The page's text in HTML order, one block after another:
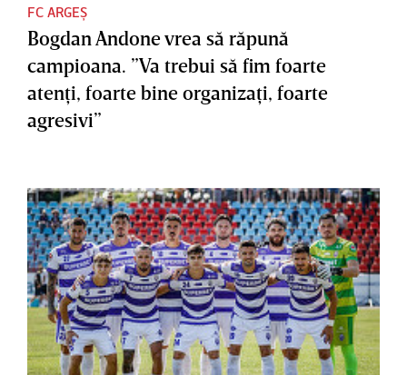
FC ARGEȘ
Bogdan Andone vrea să răpună
campioana. ”Va trebui să fim foarte
atenţi, foarte bine organizaţi, foarte
agresivi”